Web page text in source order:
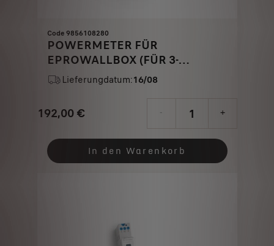
Code 9856108280
POWERMETER FÜR
EPROWALLBOX (FÜR 3-
PHASIGES NETZ)
Lieferungdatum:16/08
192,00 €
Price
192,00
- +
Quantity
updated
In den Warenkorb